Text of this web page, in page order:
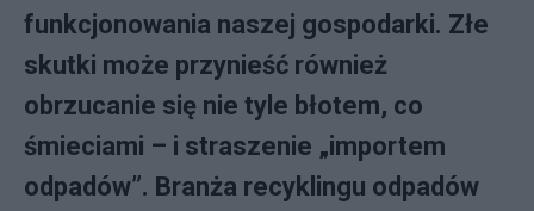
funkcjonowania naszej gospodarki. Złe
skutki może przynieść również
obrzucanie się nie tyle błotem, co
śmieciami – i straszenie „importem
odpadów”. Branża recyklingu odpadów